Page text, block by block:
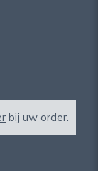
bij uw order.